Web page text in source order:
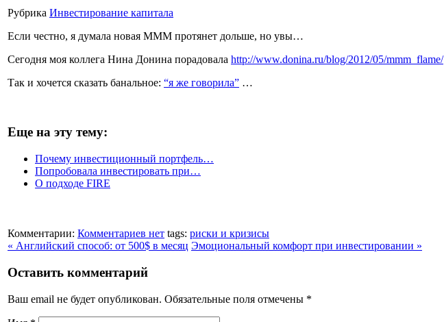
Рубрика Инвестирование капитала
Если честно, я думала новая МММ протянет дольше, но увы…
Сегодня моя коллега Нина Донина порадовала http://www.donina.ru/blog/2012/05/mmm_flame/
Так и хочется сказать банальное: “я же говорила” …
Еще на эту тему:
Почему инвестиционный портфель…
Попробовала инвестировать при…
О подходе FIRE
Комментарии: Комментариев нет tags: риски и кризисы
« Английский способ: от 500$ в месяц Эмоциональный комфорт при инвестировании »
Оставить комментарий
Ваш email не будет опубликован. Обязательные поля отмечены *